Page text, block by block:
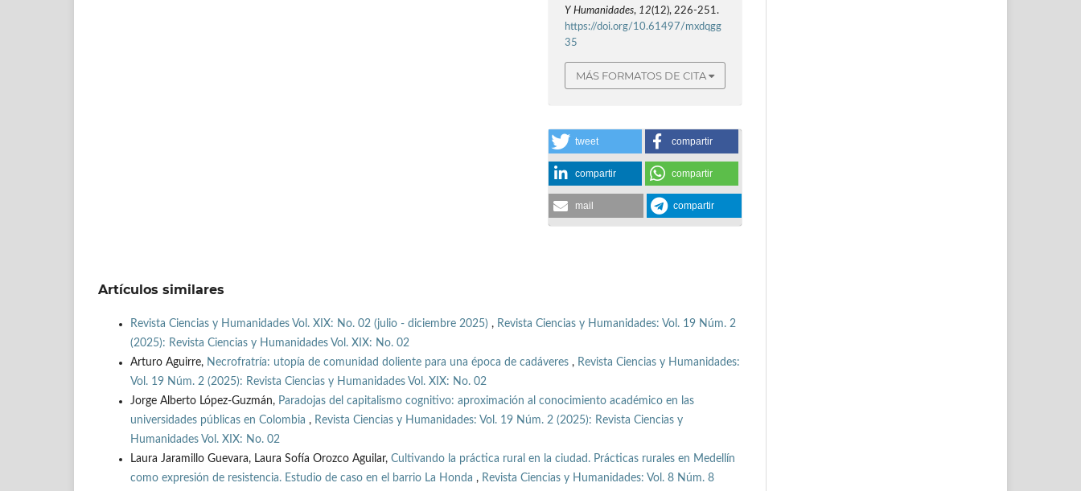
Y Humanidades, 12(12), 226-251.
https://doi.org/10.61497/mxdqgg
35
MÁS FORMATOS DE CITA
tweet compartir
compartir compartir
mail compartir
Artículos similares
Revista Ciencias y Humanidades Vol. XIX: No. 02 (julio - diciembre 2025) , Revista Ciencias y Humanidades: Vol. 19 Núm. 2
(2025): Revista Ciencias y Humanidades Vol. XIX: No. 02
Arturo Aguirre, Necrofratría: utopía de comunidad doliente para una época de cadáveres , Revista Ciencias y Humanidades:
Vol. 19 Núm. 2 (2025): Revista Ciencias y Humanidades Vol. XIX: No. 02
Jorge Alberto López-Guzmán, Paradojas del capitalismo cognitivo: aproximación al conocimiento académico en las
universidades públicas en Colombia , Revista Ciencias y Humanidades: Vol. 19 Núm. 2 (2025): Revista Ciencias y
Humanidades Vol. XIX: No. 02
Laura Jaramillo Guevara, Laura Sofía Orozco Aguilar, Cultivando la práctica rural en la ciudad. Prácticas rurales en Medellín
como expresión de resistencia. Estudio de caso en el barrio La Honda , Revista Ciencias y Humanidades: Vol. 8 Núm. 8